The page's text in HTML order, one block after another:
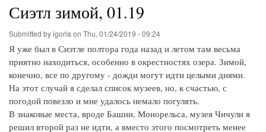
Сиэтл зимой, 01.19
Submitted byigorla on Thu, 01/24/2019 - 09:24
Я уже был в Сиэтле полтора года назад и летом там весьма
приятно находиться, особенно в окрестностях озера. Зимой,
конечно, все по другому - дожди могут идти целыми днями.
На этот случай я сделал список музеев, но, к счастью, с
погодой повезло и мне удалось немало погулять.
В знаковые места, вроде Башни, Монорельса, музея Чичули я
решил второй раз не идти, а вместо этого посмотреть менее